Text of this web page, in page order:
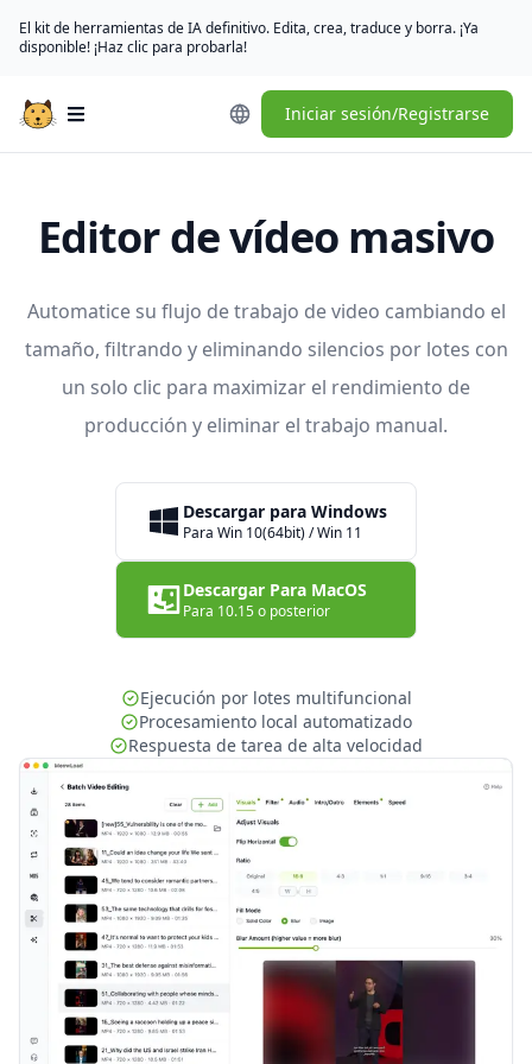
El kit de herramientas de IA definitivo. Edita, crea, traduce y borra. ¡Ya
disponible! ¡Haz clic para probarla!
Open main menu Iniciar sesión/Registrarse
Editor de vídeo masivo
Automatice su flujo de trabajo de video cambiando el
tamaño, filtrando y eliminando silencios por lotes con
un solo clic para maximizar el rendimiento de
producción y eliminar el trabajo manual.
Descargar para Windows
Para Win 10(64bit) / Win 11
Descargar Para MacOS
Para 10.15 o posterior
Ejecución por lotes multifuncional
Procesamiento local automatizado
Respuesta de tarea de alta velocidad